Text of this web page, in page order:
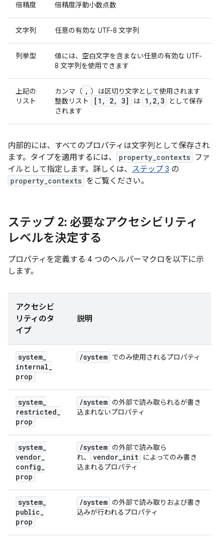
倍精度 倍精度浮動小数点数
文字列 任意の有効な UTF-8 文字列
列挙型
値には、空白文字を含まない任意の有効な UTF-
8 文字列を使用できます
上記の
リスト
カンマ（ , ）は区切り文字として使用されます
整数リスト
[1 , 2, 3] は 1 , 2, 3
として保存
されます
内部的には、すべてのプロパティは文字列として保存され
ます。タイプを適用するには、
property_contexts ファ
イルとして指定します。詳しくは、 ステップ 3 の
property_contexts をご覧ください。
ステップ 2: 必要なアクセシビリティ
レベルを決定する
プロパティを定義する 4 つのヘルパーマクロを以下に示
します。
アクセシビ
リティのタ
イプ
説明
system_
internal_
prop
/system でのみ使用されるプロパティ
system_
restricted_
prop
/system の外部で読み取られるが書き
込まれないプロパティ
system_
vendor_
config_
prop
/system の外部で読み取ら
れ、
vendor_init
によってのみ書き
込まれるプロパティ
system_
public_
prop
/system の外部で読み取りおよび書き
込みが行われるプロパティ